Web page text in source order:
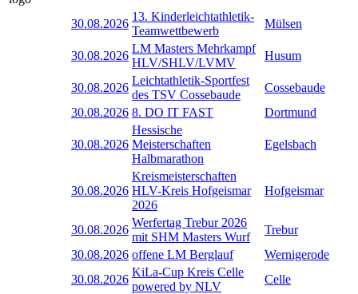
30.08.2026
13. Kinderleichtathletik-
Teamwettbewerb
Mülsen
30.08.2026
LM Masters Mehrkampf
HLV/SHLV/LVMV
Husum
30.08.2026
Leichtathletik-Sportfest
des TSV Cossebaude
Cossebaude
30.08.2026 8. DO IT FAST Dortmund
30.08.2026
Hessische
Meisterschaften
Halbmarathon
Egelsbach
30.08.2026
Kreismeisterschaften
HLV-Kreis Hofgeismar
2026
Hofgeismar
30.08.2026
Werfertag Trebur 2026
mit SHM Masters Wurf
Trebur
30.08.2026 offene LM Berglauf
Wernigerode
30.08.2026
KiLa-Cup Kreis Celle
powered by NLV
Celle